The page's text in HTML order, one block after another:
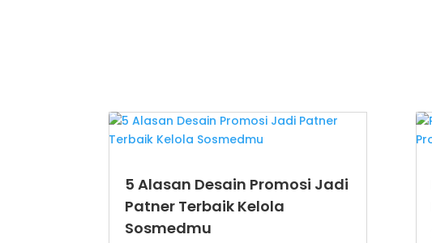
5 Alasan Desain Promosi Jadi
Patner Terbaik Kelola
Sosmedmu